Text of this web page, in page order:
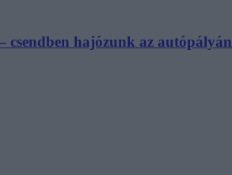
csendben hajózunk az autópályán